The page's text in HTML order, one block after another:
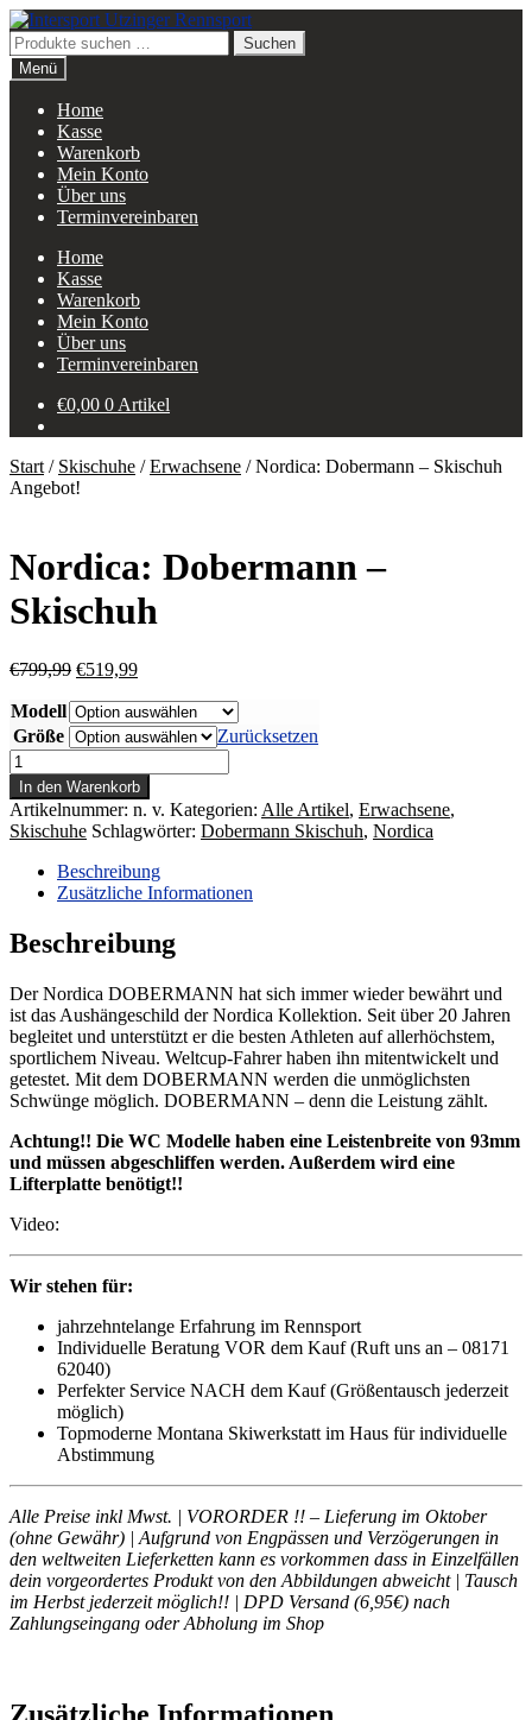
Zur
Navigation
springen
Zum
Inhalt
springen
Suchen
nach:
Suchen
Menü
Home
Kasse
Warenkorb
Mein Konto
Über uns
Terminvereinbaren
Home
Kasse
Warenkorb
Mein Konto
Über uns
Terminvereinbaren
€0,00 0 Artikel
Start / Skischuhe /Erwachsene /Nordica: Dobermann – Skischuh
Angebot!
Nordica: Dobermann –
Skischuh
€799,99 Ursprünglicher
war:
€799,99
€519,99Aktueller
ist:
€519,99.
Modell
Größe
Zurücksetzen
Nordica:
Dobermann
-
Skischuh
Menge
In den Warenkorb
Artikelnummer: n. v. Kategorien: Alle Artikel, Erwachsene,
Skischuhe Schlagwörter: Dobermann Skischuh, Nordica
Beschreibung
Zusätzliche Informationen
Beschreibung
Der Nordica DOBERMANN hat sich immer wieder bewährt und
ist das Aushängeschild der Nordica Kollektion. Seit über 20 Jahren
begleitet und unterstützt er die besten Athleten auf allerhöchstem,
sportlichem Niveau. Weltcup-Fahrer haben ihn mitentwickelt und
getestet. Mit dem DOBERMANN werden die unmöglichsten
Schwünge möglich. DOBERMANN – denn die Leistung zählt.
Achtung!! Die WC Modelle haben eine Leistenbreite von 93mm
und müssen abgeschliffen werden. Außerdem wird eine
Lifterplatte benötigt!!
Video:
Wir stehen für:
jahrzehntelange Erfahrung im Rennsport
Individuelle Beratung VOR dem Kauf (Ruft uns an – 08171
62040)
Perfekter Service NACH dem Kauf (Größentausch jederzeit
möglich)
Topmoderne Montana Skiwerkstatt im Haus für individuelle
Abstimmung
Alle Preise inkl Mwst. | VORORDER !! – Lieferung im Oktober
(ohne Gewähr) | Aufgrund von Engpässen und Verzögerungen in
den weltweiten Lieferketten kann es vorkommen dass in Einzelfällen
dein vorgeordertes Produkt von den Abbildungen abweicht | Tausch
im Herbst jederzeit möglich!! | DPD Versand (6,95€) nach
Zahlungseingang oder Abholung im Shop
Zusätzliche Informationen